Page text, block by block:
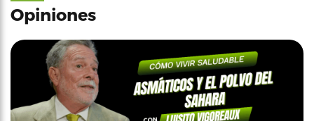
Opiniones